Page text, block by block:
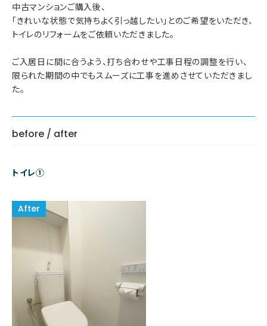
中古マンションご購入後、
「きれいな状態で気持ちよく引っ越したい」とのご希望をいただき、
トイレのリフォームをご依頼いただきました。
ご入居日に間に合うよう、打ち合わせや工事日程の調整を行い、
限られた期間の中でもスムーズに工事を進めさせていただきまし
た。
before / after
トイレ①